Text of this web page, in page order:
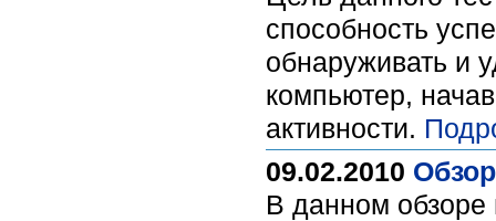
способность
обнаруживать и
компьютер,
активности.
09.02.2010
В данном